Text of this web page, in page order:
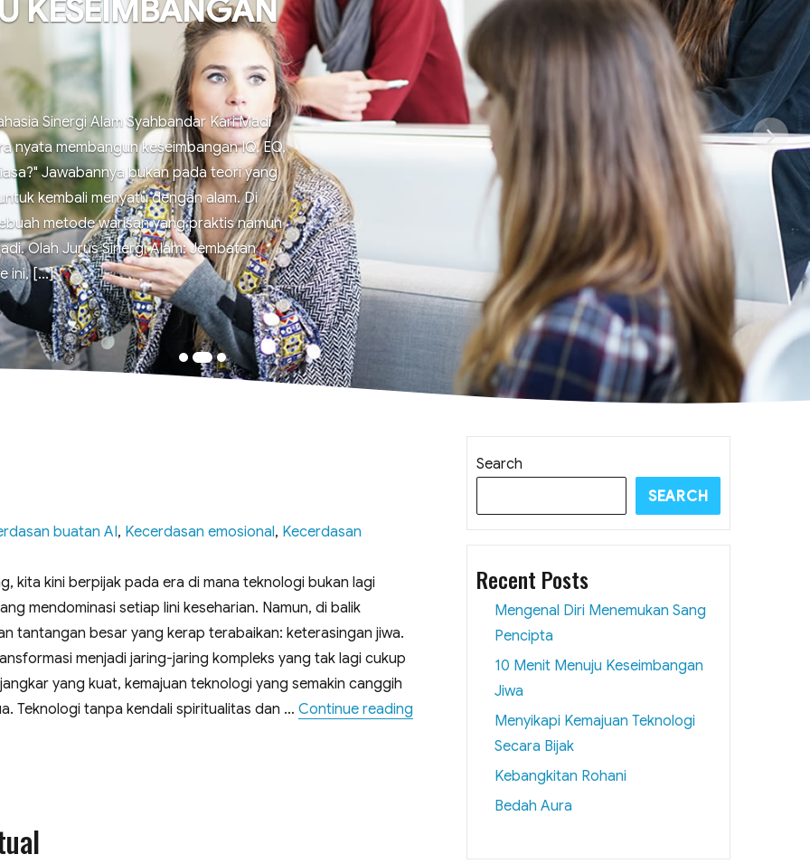
KESEIMBANGAN
Sinergi Alam Syahbandar Kari Madi
nyata membangun keseimbangan IQ, EQ,
​Jawabannya bukan pada teori yang
kembali menyatu dengan alam. Di
metode warisan yang praktis namun
​Olah Jurus Sinergi Alam: Jembatan
ini, [...]
buatan AI, Kecerdasan emosional, Kecerdasan
kita kini berpijak pada era di mana teknologi bukan lagi
mendominasi setiap lini keseharian. Namun, di balik
tantangan besar yang kerap terabaikan: keterasingan jiwa.
menjadi jaring-jaring kompleks yang tak lagi cukup
yang kuat, kemajuan teknologi yang semakin canggih
​Teknologi tanpa kendali spiritualitas dan … Continue reading
Search
SEARCH
Recent Posts
Mengenal Diri Menemukan Sang
Pencipta
10 Menit Menuju Keseimbangan
Jiwa
Menyikapi Kemajuan Teknologi
Secara Bijak
Kebangkitan Rohani
Bedah Aura